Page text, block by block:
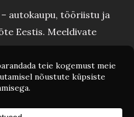
autokaupu, tööriistu ja
Eestis. Meeldivate
Mototron OÜ - Autokaubad ja